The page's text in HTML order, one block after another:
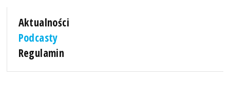
Aktualności
Podcasty
Regulamin